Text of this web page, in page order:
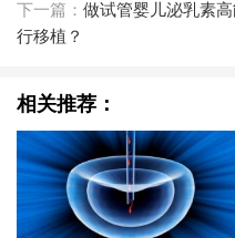
下一篇： 做试管婴儿泌乳素
行移植？
相关推荐：